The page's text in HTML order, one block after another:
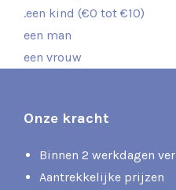
.een kind (€0 tot €10)
een man
een vrouw
Onze kracht
Binnen 2 werkdagen
Aantrekkelijke prijzen